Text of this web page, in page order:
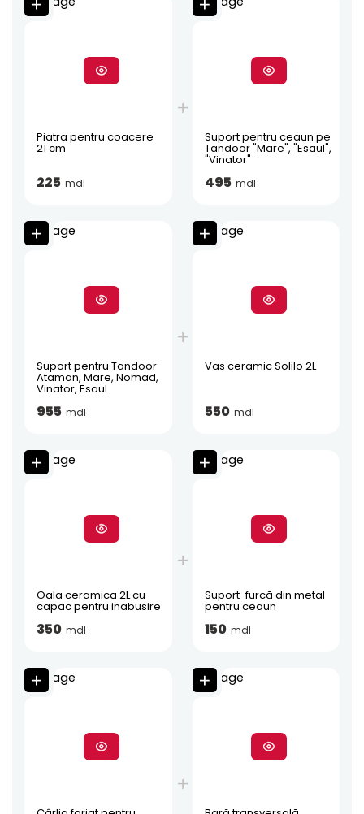
Piatra pentru coacere
21 cm
225 mdl
Suport pentru ceaun pe
Tandoor "Mare", "Esaul",
"Vinator"
495 mdl
Suport pentru Tandoor
Ataman, Mare, Nomad,
Vinator, Esaul
955 mdl
Vas ceramic Solilo 2L
550 mdl
Oala ceramica 2L cu
capac pentru inabusire
350 mdl
Suport-furcă din metal
pentru ceaun
150 mdl